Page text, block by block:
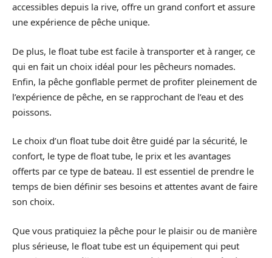
accessibles depuis la rive, offre un grand confort et assure
une expérience de pêche unique.
De plus, le float tube est facile à transporter et à ranger, ce
qui en fait un choix idéal pour les pêcheurs nomades.
Enfin, la pêche gonflable permet de profiter pleinement de
l’expérience de pêche, en se rapprochant de l’eau et des
poissons.
Le choix d’un float tube doit être guidé par la sécurité, le
confort, le type de float tube, le prix et les avantages
offerts par ce type de bateau. Il est essentiel de prendre le
temps de bien définir ses besoins et attentes avant de faire
son choix.
Que vous pratiquiez la pêche pour le plaisir ou de manière
plus sérieuse, le float tube est un équipement qui peut